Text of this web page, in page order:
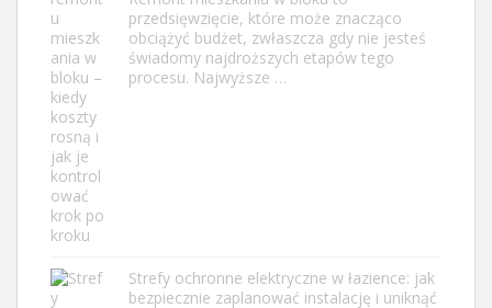
przedsięwzięcie, które może znacząco
obciążyć budżet, zwłaszcza gdy nie jesteś
świadomy najdroższych etapów tego
procesu. Najwyższe …
Strefy ochronne elektryczne w łazience: jak
bezpiecznie zaplanować instalację i uniknąć